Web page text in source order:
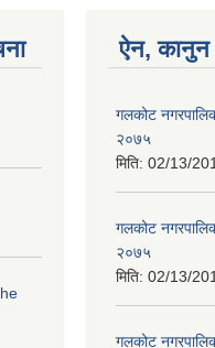
ऐन, कानुन
गलकोट
२०७५
मिति: 02/13/
गलकोट
२०७५
मिति: 02/13/
गलकोट